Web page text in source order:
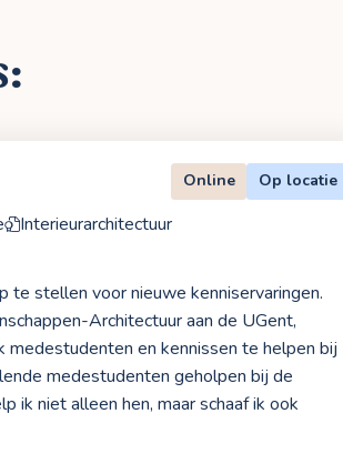
Online Op locatie
Interieurarchitectuur
stellen voor nieuwe kenniservaringen.
Architectuur aan de UGent,
medestudenten en kennissen te helpen bij
medestudenten geholpen bij de
ik niet alleen hen, maar schaaf ik ook